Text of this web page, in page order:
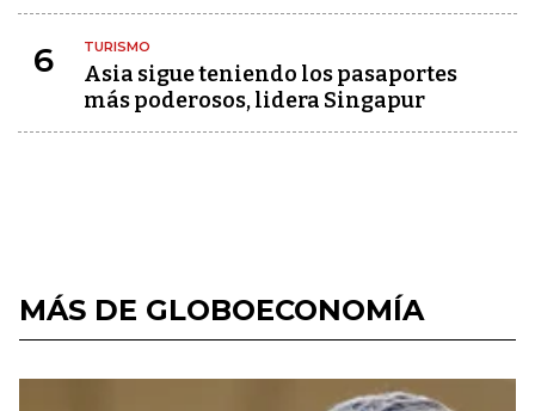
6 TURISMO
Asia sigue teniendo los pasaportes
más poderosos, lidera Singapur
MÁS DE GLOBOECONOMÍA